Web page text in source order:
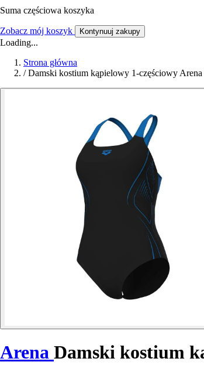
Suma częściowa koszyka
Zobacz mój koszyk Kontynuuj zakupy
Loading...
Strona główna
/ Damski kostium kąpielowy 1-częściowy
Arena Damski kostium